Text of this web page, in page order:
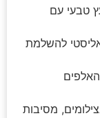
טבעי עם
להשלמת
מסיבות